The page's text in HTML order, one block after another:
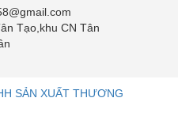
Tạo,khu CN Tân
SẢN XUẤT THƯƠNG